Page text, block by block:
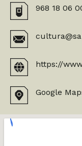
968 18 06
https://
Google